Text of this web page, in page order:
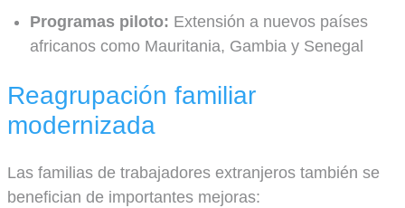
Programas piloto: Extensión a nuevos países
africanos como Mauritania, Gambia y Senegal
Reagrupación familiar
modernizada
Las familias de trabajadores extranjeros también se
benefician de importantes mejoras: